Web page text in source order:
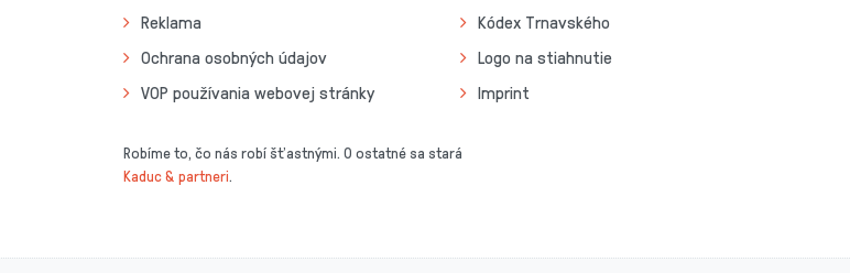
Reklama
Ochrana osobných údajov
VOP používania webovej stránky
Kódex Trnavského
Logo na stiahnutie
Imprint
Robíme to, čo nás robí šťastnými. O ostatné sa stará
Kaduc & partneri.